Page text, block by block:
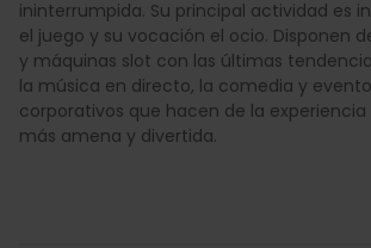
ininterrumpida. Su principal actividad es
el juego y su vocación el ocio. Disponen
y máquinas slot con las últimas
la música en directo, la comedia y
corporativos que hacen de la experiencia
más amena y divertida.